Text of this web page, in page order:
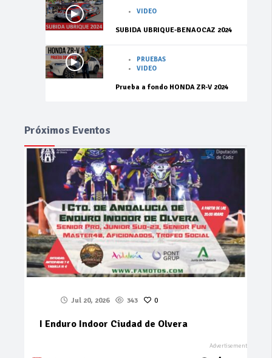
VIDEO
SUBIDA UBRIQUE-BENAOCAZ 2024
PRUEBAS
VIDEO
Prueba a fondo HONDA ZR-V 2024
Próximos Eventos
Jul 20, 2026 343 0
I Enduro Indoor Ciudad de Olvera